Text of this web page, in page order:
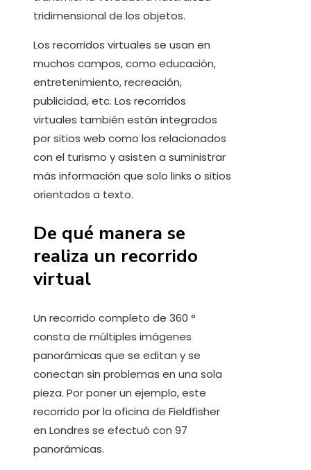
tridimensional de los objetos.
Los recorridos virtuales se usan en
muchos campos, como educación,
entretenimiento, recreación,
publicidad, etc. Los recorridos
virtuales también están integrados
por sitios web como los relacionados
con el turismo y asisten a suministrar
más información que solo links o sitios
orientados a texto.
De qué manera se
realiza un recorrido
virtual
Un recorrido completo de 360 °
consta de múltiples imágenes
panorámicas que se editan y se
conectan sin problemas en una sola
pieza. Por poner un ejemplo, este
recorrido por la oficina de Fieldfisher
en Londres se efectuó con 97
panorámicas.